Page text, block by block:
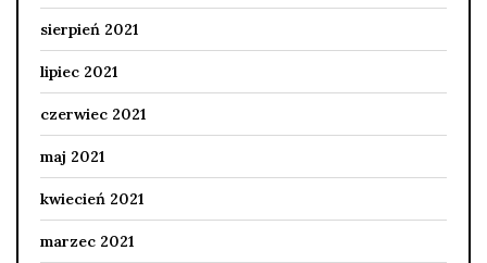
sierpień 2021
lipiec 2021
czerwiec 2021
maj 2021
kwiecień 2021
marzec 2021